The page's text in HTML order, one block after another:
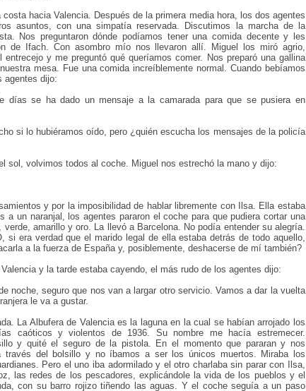
hacia Valencia. Después de la primera media hora, los dos agentes
asuntos, con una simpatía reservada. Discutimos la marcha de la
Nos preguntaron dónde podíamos tener una comida decente y les
de Ifach. Con asombro mío nos llevaron allí. Miguel los miró agrio,
y me preguntó qué queríamos comer. Nos preparó una gallina
mesa. Fue una comida increíblemente normal. Cuando bebíamos
agentes dijo:
días se ha dado un mensaje a la camarada para que se pusiera en
si lo hubiéramos oído, pero ¿quién escucha los mensajes de la policía
sol, volvimos todos al coche. Miguel nos estrechó la mano y dijo:
y por la imposibilidad de hablar libremente con Ilsa. Ella estaba
a un naranjal, los agentes pararon el coche para que pudiera cortar una
amarillo y oro. La llevó a Barcelona. No podía entender su alegría.
si era verdad que el marido legal de ella estaba detrás de todo aquello,
a la fuerza de España y, posiblemente, deshacerse de mí también?
y la tarde estaba cayendo, el más rudo de los agentes dijo:
noche, seguro que nos van a largar otro servicio. Vamos a dar la vuelta
le va a gustar.
La Albufera de Valencia es la laguna en la cual se habían arrojado los
caóticos y violentos de 1936. Su nombre me hacía estremecer.
y quité el seguro de la pistola. En el momento que pararan y nos
través del bolsillo y no íbamos a ser los únicos muertos. Miraba los
Pero el uno iba adormilado y el otro charlaba sin parar con Ilsa,
las redes de los pescadores, explicándole la vida de los pueblos y el
con su barro rojizo tiñendo las aguas. Y el coche seguía a un paso